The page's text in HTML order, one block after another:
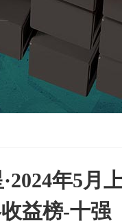
年5月
益榜-十强